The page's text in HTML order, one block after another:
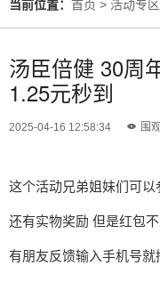
当前位置： 首页 > 活动专区
汤臣倍健 30周
1.25元秒到
2025-04-16 12:58:34 围
这个活动兄弟姐妹们可
还有实物奖励 但是红包
有朋友反馈输入手机号